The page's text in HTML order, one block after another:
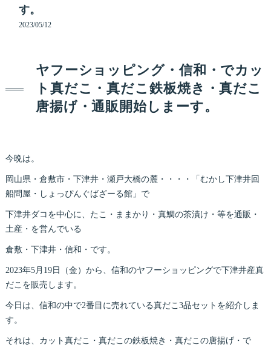
す。
2023/05/12
ヤフーショッピング・信和・でカッ
ト真だこ・真だこ鉄板焼き・真だこ
唐揚げ・通販開始しまーす。
今晩は。
岡山県・倉敷市・下津井・瀬戸大橋の麓・・・・「むかし下津井回
船問屋・しょっぴんぐばざーる館」で
下津井ダコを中心に、たこ・ままかり・真鯛の茶漬け・等を通販・
土産・を営んでいる
倉敷・下津井・信和・です。
2023年5月19日（金）から、信和のヤフーショッピングで下津井産真
だこを販売します。
今日は、信和の中で2番目に売れている真だこ3品セットを紹介しま
す。
それは、カット真だこ・真だこの鉄板焼き・真だこの唐揚げ・で